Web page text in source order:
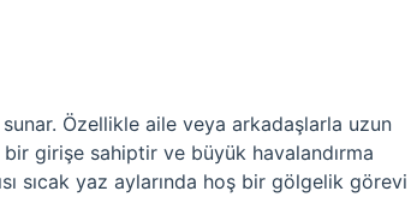
Özellikle aile veya arkadaşlarla uzun
bir girişe sahiptir ve büyük havalandırma
sıcak yaz aylarında hoş bir gölgelik görevi